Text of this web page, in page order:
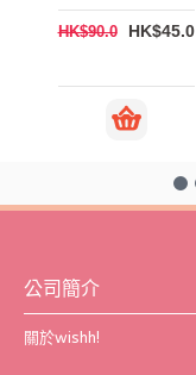
HK$90.0 HK$45.0
公司簡介
關於wishh!